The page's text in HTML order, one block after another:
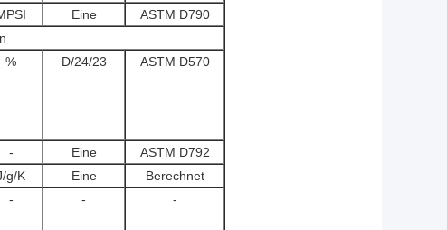
Eine
ASTM D790
% D/24/23 ASTM D570
- Eine
ASTM D792
g/K Eine
Berechnet
- - -